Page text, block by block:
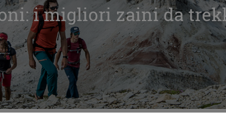
i migliori zaini da